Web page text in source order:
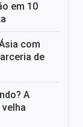
em 10
com
de
A